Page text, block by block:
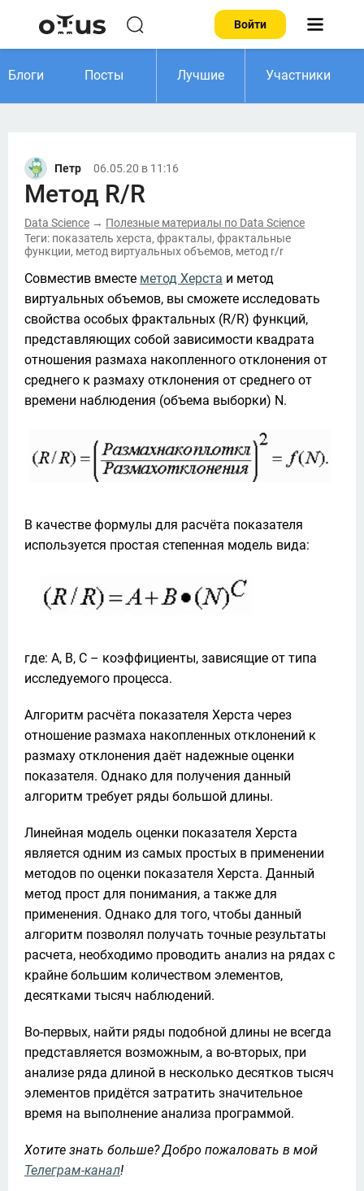
Войти
Блоги Посты Лучшие Участники
Петр 06.05.20 в 11:16
Метод R/R
Data Science → Полезные материалы по Data Science
Теги: показатель херста, фракталы, фрактальные
функции, метод виртуальных объемов, метод r/r
Совместив вместе метод Херста и метод
виртуальных объемов, вы сможете исследовать
свойства особых фрактальных (R/R) функций,
представляющих собой зависимости квадрата
отношения размаха накопленного отклонения от
среднего к размаху отклонения от среднего от
времени наблюдения (объема выборки) N.
В качестве формулы для расчёта показателя
используется простая степенная модель вида:
где: A, B, C – коэффициенты, зависящие от типа
исследуемого процесса.
Алгоритм расчёта показателя Херста через
отношение размаха накопленных отклонений к
размаху отклонения даёт надежные оценки
показателя. Однако для получения данный
алгоритм требует ряды большой длины.
Линейная модель оценки показателя Херста
является одним из самых простых в применении
методов по оценки показателя Херста. Данный
метод прост для понимания, а также для
применения. Однако для того, чтобы данный
алгоритм позволял получать точные результаты
расчета, необходимо проводить анализ на рядах с
крайне большим количеством элементов,
десятками тысяч наблюдений.
Во-первых, найти ряды подобной длины не всегда
представляется возможным, а во-вторых, при
анализе ряда длиной в несколько десятков тысяч
элементов придётся затратить значительное
время на выполнение анализа программой.
Телеграм-канал!